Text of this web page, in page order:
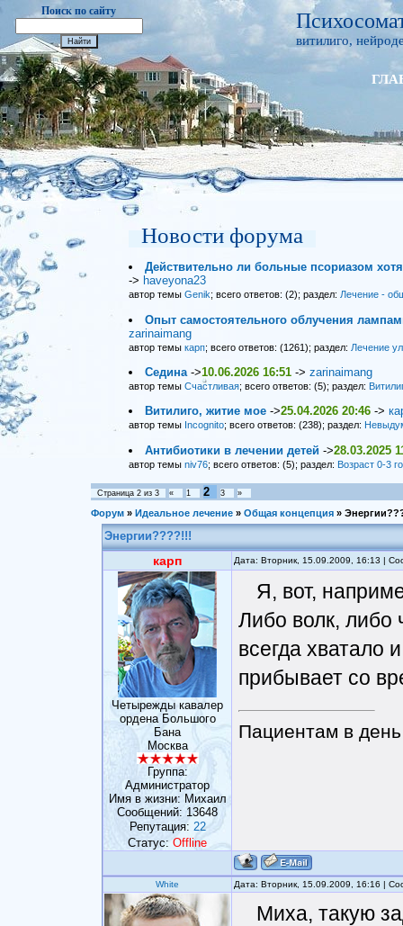
Поиск по сайту
витилиго,
Новости форума
Действительно ли больные псориазом
-> haveyona23
автор темы Genik; всего ответов: (2); раздел: Лечение -
Опыт самостоятельного облучения
zarinaimang
автор темы карп; всего ответов: (1261); раздел: Лечение
Седина ->10.06.2026 16:51 ->zarinaimang
автор темы Счастливая; всего ответов: (5); раздел:
Витилиго, житие мое ->25.04.2026 20:46 ->
автор темы Incognito; всего ответов: (238); раздел:
Антибиотики в лечении детей ->28.03.2025
автор темы niv76; всего ответов: (5); раздел: Возраст 0-3
Страница 2 из 3 « 1 2 3 »
Форум » Идеальное лечение » Общая концепция »
Энергии????!!!
карп Дата: Вторник, 15.09.2009, 16:13 |
Четырежды кавалер
ордена Большого
Бана
Москва
Группа:
Администратор
Имя в жизни: Михаил
Сообщений: 13648
Репутация: 22
Статус:Offline
Я, вот,
Либо волк, либо
всегда хватало
прибывает со
Пациентам в
White Дата: Вторник, 15.09.2009, 16:16 |
Миха, такую